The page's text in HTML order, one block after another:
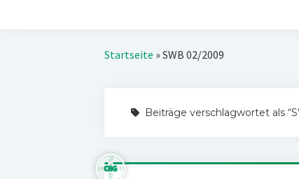
Startseite »SWB 02/2009
Beiträge verschlagwortet als